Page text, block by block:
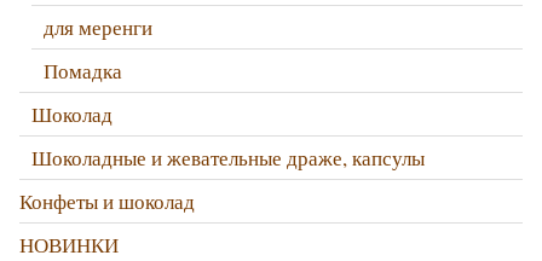
для меренги
Помадка
Шоколад
Шоколадные и жевательные драже, капсулы
Конфеты и шоколад
НОВИНКИ